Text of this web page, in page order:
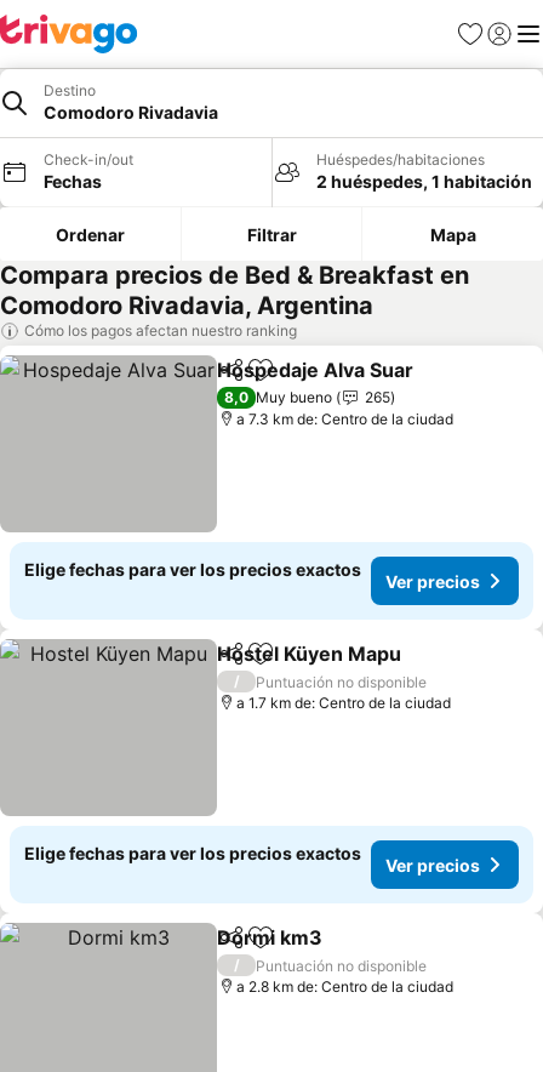
Favoritos
Iniciar
Destino
Comodoro Rivadavia
Check-in/out
Fechas
Huéspedes/habitaciones
2 huéspedes, 1 habitación
Ordenar Filtrar Mapa
Compara precios de Bed & Breakfast en
Comodoro Rivadavia, Argentina
Cómo los pagos afectan nuestro ranking
CompartirAgregar a favoritos
Hospedaje Alva Suar
8,0 Muy bueno
265
a 7.3 km de: Centro de la ciudad
Elige fechas para ver los precios exactos
Ver precios
CompartirAgregar a favoritos
Hostel Küyen Mapu
/
Puntuación no disponible
a 1.7 km de: Centro de la ciudad
Elige fechas para ver los precios exactos
Ver precios
CompartirAgregar a favoritos
Dormi km3
/
Puntuación no disponible
a 2.8 km de: Centro de la ciudad